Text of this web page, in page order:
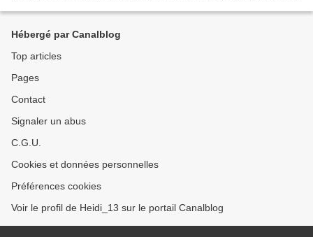
Hébergé par Canalblog
Top articles
Pages
Contact
Signaler un abus
C.G.U.
Cookies et données personnelles
Préférences cookies
Voir le profil de Heidi_13 sur le portail Canalblog